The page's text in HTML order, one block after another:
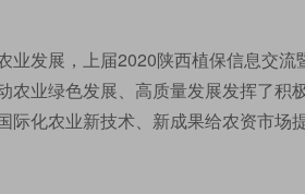
业发展，上届2020陕西植保信息交
农业绿色发展、高质量发展发挥了
际化农业新技术、新成果给农资市场